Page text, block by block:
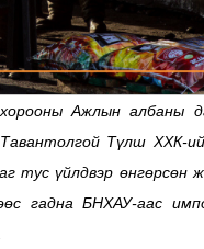
Ажлын албаны
Түлш ХХК-
тус үйлдвэр өнгөрсөн
гадна БНХАУ-аас